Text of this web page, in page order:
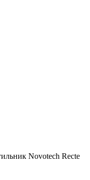
Novotech Recte